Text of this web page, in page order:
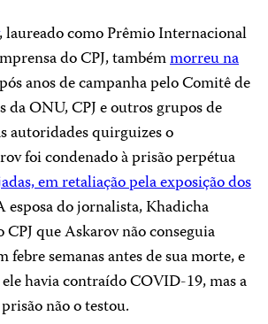
, laureado como Prêmio Internacional
do CPJ, tambémmorreu na
anos de campanha pelo Comitê de
ONU, CPJ e outros grupos de
autoridades quirguizes o
foi condenado à prisão perpétua
em retaliação pela exposição dos
esposa do jornalista, Khadicha
CPJ que Askarov não conseguia
febre semanas antes de sua morte, e
havia contraído COVID-19, mas a
não o testou.